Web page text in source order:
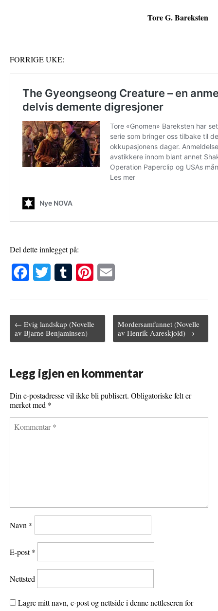
Tore G. Bareksten
FORRIGE UKE:
Del dette innlegget på:
e
b
o
k
t
t
r
b
l
t
e
e
s
l
Post navigation
← Evig landskap (Novelle
av Bjarne Benjaminsen)
Mordersamfunnet (Novelle
av Henrik Aareskjold) →
Legg igjen en kommentar
Din e-postadresse vil ikke bli publisert. Obligatoriske felt er
merket med *
Navn *
E-post*
Nettsted
Lagre mitt navn, e-post og nettside i denne nettleseren for